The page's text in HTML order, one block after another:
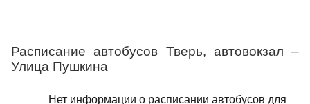
Расписание автобусов Тверь, автовокзал –
Улица Пушкина
Нет информации о расписании автобусов для